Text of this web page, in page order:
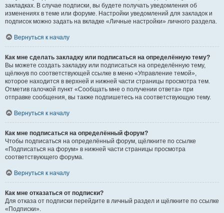
закладках. В случае подписки, вы будете получать уведомления об
изменениях в теме или форуме. Настройки уведомлений для закладок и
подписок можно задать на вкладке «Личные настройки» личного раздела.
Вернуться к началу
Как мне сделать закладку или подписаться на определённую тему?
Вы можете создать закладку или подписаться на определённую тему,
щёлкнув по соответствующей ссылке в меню «Управление темой»,
которое находится в верхней и нижней части страницы просмотра тем.
Отметив галочкой пункт «Сообщать мне о получении ответа» при
отправке сообщения, вы также подпишетесь на соответствующую тему.
Вернуться к началу
Как мне подписаться на определённый форум?
Чтобы подписаться на определённый форум, щёлкните по ссылке
«Подписаться на форум» в нижней части страницы просмотра
соответствующего форума.
Вернуться к началу
Как мне отказаться от подписки?
Для отказа от подписки перейдите в личный раздел и щёлкните по ссылке
«Подписки».